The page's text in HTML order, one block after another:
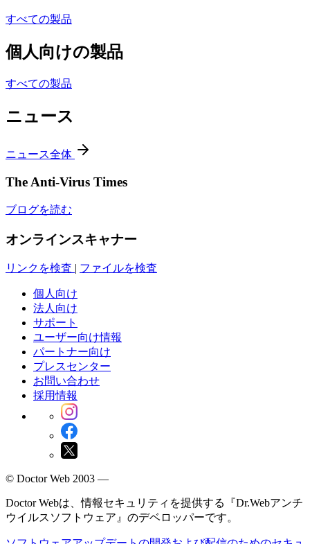
すべての製品
個人向けの製品
すべての製品
ニュース
ニュース全体
The Anti-Virus Times
ブログを読む
オンラインスキャナー
リンクを検査 | ファイルを検査
個人向け
法人向け
サポート
ユーザー向け情報
パートナー向け
プレスセンター
お問い合わせ
採用情報
© Doctor Web 2003 —
Doctor Webは、情報セキュリティを提供する『Dr.Webアンチ
ウイルスソフトウェア』のデベロッパーです。